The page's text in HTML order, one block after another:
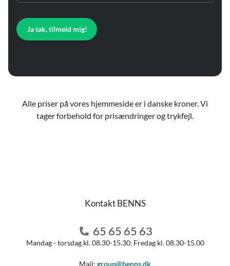
Ja tak, tilmeld mig!
Alle priser på vores hjemmeside er i danske kroner. Vi
tager forbehold for prisændringer og trykfejl.
Kontakt BENNS
65 65 65 63
Mandag - torsdag kl. 08.30-15.30. Fredag kl. 08.30-15.00
Mail: group@benns.dk